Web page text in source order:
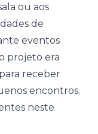
ou aos
de
eventos
projeto era
receber
encontros.